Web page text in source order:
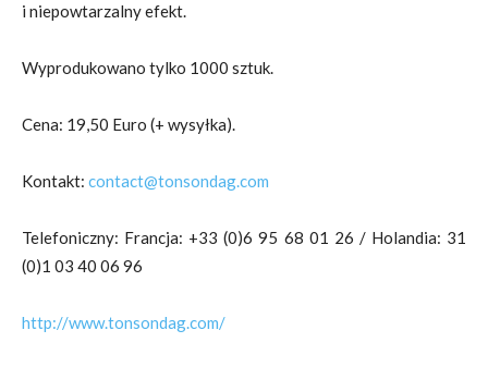
i niepowtarzalny efekt.
Wyprodukowano tylko 1000 sztuk.
Cena: 19,50 Euro (+ wysyłka).
Kontakt: contact@tonsondag.com
Telefoniczny: Francja: +33 (0)6 95 68 01 26 / Holandia: 31
(0)1 03 40 06 96
http://www.tonsondag.com/